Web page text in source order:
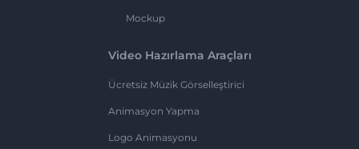
Mockup
Video Hazırlama Araçları
Ücretsiz Müzik Görselleştirici
Animasyon Yapma
Logo Animasyonu